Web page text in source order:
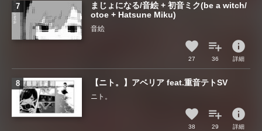
まじょになる/音絵 + 初音ミク(be a witch/
otoe + Hatsune Miku)
音絵
27 36
info
詳細
【ニト。】アベリア feat.重音テトSV
ニト。
38 29
info
詳細